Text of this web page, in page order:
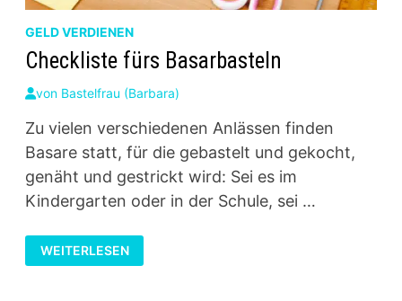
GELD VERDIENEN
Checkliste fürs Basarbasteln
von Bastelfrau (Barbara)
Zu vielen verschiedenen Anlässen finden
Basare statt, für die gebastelt und gekocht,
genäht und gestrickt wird: Sei es im
Kindergarten oder in der Schule, sei …
CHECKLISTE
FÜRS
BASARBASTELN
WEITERLESEN